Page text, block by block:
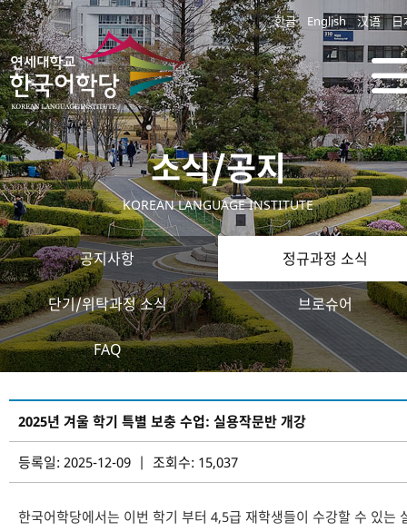
한글 English 汉语 日
소식/공지
KOREAN LANGUAGE INSTITUTE
공지사항 정규과정 소식
단기/위탁과정 소식 브로슈어
FAQ
2025년 겨울 학기 특별 보충 수업: 실용작문반 개강
등록일: 2025-12-09 | 조회수: 15,037
한국어학당에서는 이번 학기 부터 4,5급 재학생들이 수강할 수 있는